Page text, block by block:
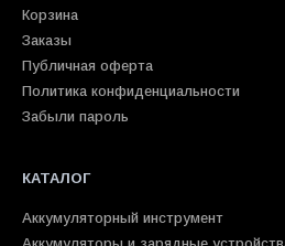
Корзина
Заказы
Публичная оферта
Политика конфиденциальности
Забыли пароль
КАТАЛОГ
Аккумуляторный инструмент